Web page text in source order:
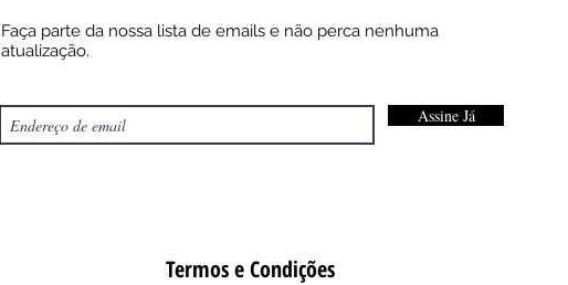
Faça parte da nossa lista de emails e não perca nenhuma
atualização.
Assine Já
Termos e Condições